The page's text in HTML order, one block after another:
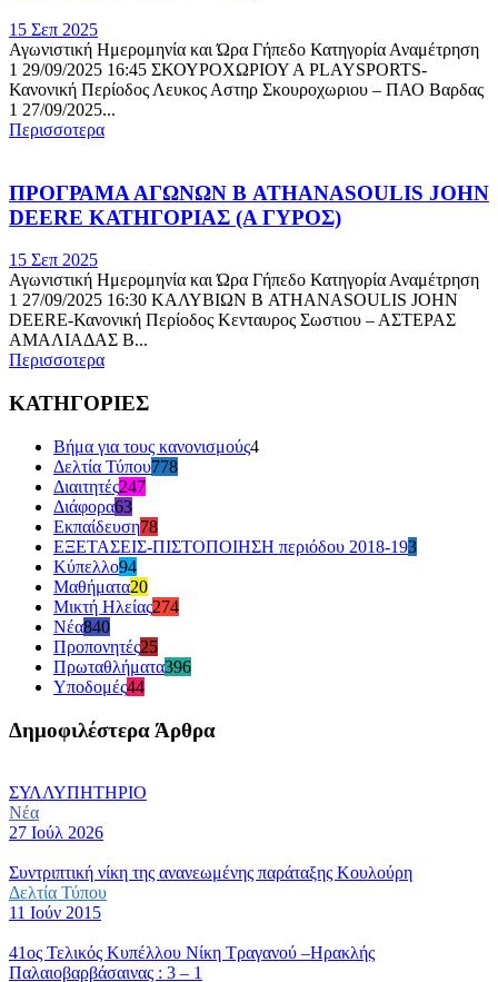
15 Σεπ 2025
Αγωνιστική Ημερομηνία και Ώρα Γήπεδο Κατηγορία Αναμέτρηση
1 29/09/2025 16:45 ΣΚΟΥΡΟΧΩΡΙΟΥ Α PLAYSPORTS-
Κανονική Περίοδος Λευκος Αστηρ Σκουροχωριου – ΠΑΟ Βαρδας
1 27/09/2025...
Περισσοτερα
ΠΡΟΓΡΑΜΑ ΑΓΩΝΩΝ Β ATHANASOULIS JOHN
DEERE ΚΑΤΗΓΟΡΙΑΣ (Α ΓΥΡΟΣ)
15 Σεπ 2025
Αγωνιστική Ημερομηνία και Ώρα Γήπεδο Κατηγορία Αναμέτρηση
1 27/09/2025 16:30 ΚΑΛΥΒΙΩΝ Β ATHANASOULIS JOHN
DEERE-Κανονική Περίοδος Κενταυρος Σωστιου – ΑΣΤΕΡΑΣ
ΑΜΑΛΙΑΔΑΣ Β...
Περισσοτερα
ΚΑΤΗΓΟΡΙΕΣ
Βήμα για τους κανονισμούς4
Δελτία Τύπου778
Διαιτητές247
Διάφορα63
Εκπαίδευση78
ΕΞΕΤΑΣΕΙΣ-ΠΙΣΤΟΠΟΙΗΣΗ περιόδου 2018-193
Κύπελλο94
Μαθήματα20
Μικτή Ηλείας274
Νέα840
Προπονητές25
Πρωταθλήματα396
Υποδομές44
Δημοφιλέστερα Άρθρα
ΣΥΛΛΥΠΗΤΗΡΙΟ
Νέα
27 Ιούλ 2026
Συντριπτική νίκη της ανανεωμένης παράταξης Κουλούρη
Δελτία Τύπου
11 Ιούν 2015
41ος Τελικός Κυπέλλου Νίκη Τραγανού –Ηρακλής
Παλαιοβαρβάσαινας : 3 – 1